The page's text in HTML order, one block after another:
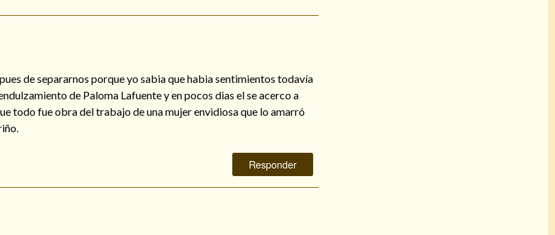
de separarnos porque yo sabia que habia sentimientos todavía
de Paloma Lafuente y en pocos dias el se acerco a
todo fue obra del trabajo de una mujer envidiosa que lo amarró
Responder